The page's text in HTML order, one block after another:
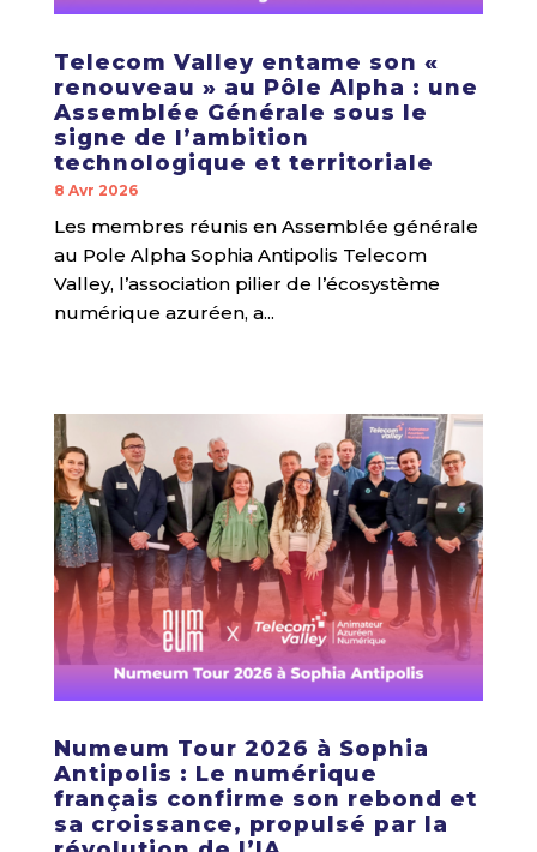
Telecom Valley entame son «
renouveau » au Pôle Alpha : une
Assemblée Générale sous le
signe de l’ambition
technologique et territoriale
8 Avr 2026
Les membres réunis en Assemblée générale
au Pole Alpha Sophia Antipolis Telecom
Valley, l’association pilier de l’écosystème
numérique azuréen, a...
Numeum Tour 2026 à Sophia
Antipolis : Le numérique
français confirme son rebond et
sa croissance, propulsé par la